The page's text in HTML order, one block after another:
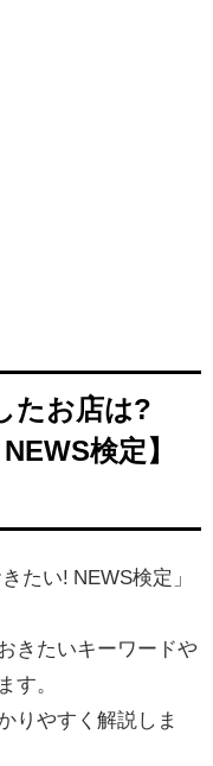
たお店は?
検定】
たい! NEWS検定」
きたいキーワードや
す。
りやすく解説しま